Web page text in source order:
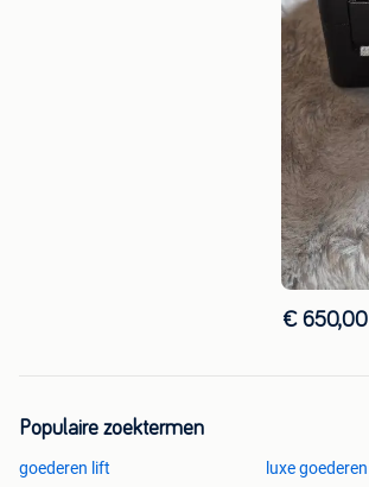
€ 650,00
Populaire zoektermen
goederen lift
luxe goederen